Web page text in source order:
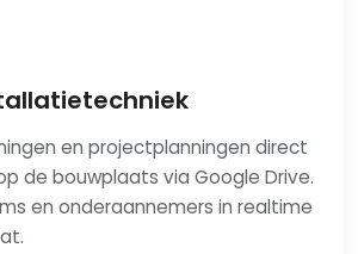
en projectplanningen direct
de bouwplaats via Google Drive.
en onderaannemers in realtime